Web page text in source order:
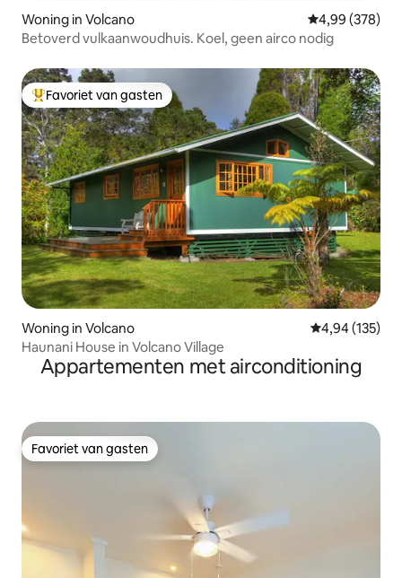
Woning in Volcano Gemiddelde
4,99 (378)
Betoverd vulkaanwoudhuis. Koel, geen airco nodig
Topfavoriet van gasten
Favoriet van gasten
Woning in Volcano Gemiddelde
4,94 (135)
Haunani House in Volcano Village
Appartementen met airconditioning
Favoriet van gasten
Favoriet van gasten